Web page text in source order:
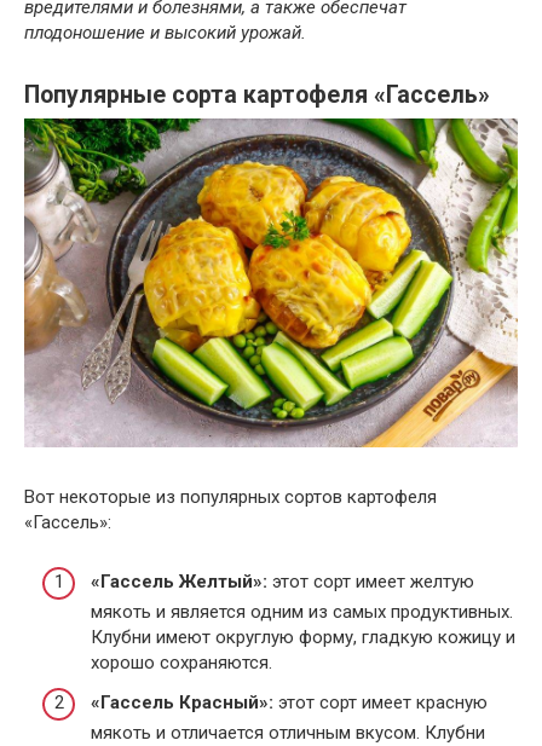
вредителями и болезнями, а также обеспечат
плодоношение и высокий урожай.
Популярные сорта картофеля «Гассель»
Вот некоторые из популярных сортов картофеля
«Гассель»:
«Гассель Желтый»: этот сорт имеет желтую
мякоть и является одним из самых продуктивных.
Клубни имеют округлую форму, гладкую кожицу и
хорошо сохраняются.
«Гассель Красный»: этот сорт имеет красную
мякоть и отличается отличным вкусом. Клубни